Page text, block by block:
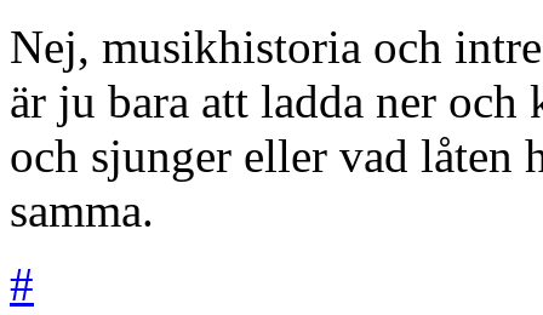
Nej, musikhistoria och
är ju bara att ladda ner och
och sjunger eller vad låten
samma.
#